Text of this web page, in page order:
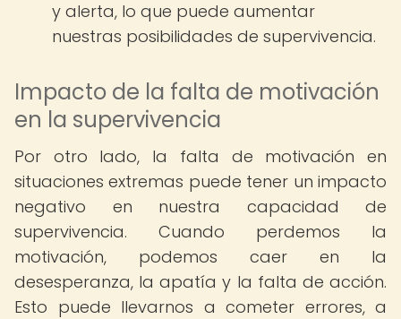
y alerta, lo que puede aumentar
nuestras posibilidades de supervivencia.
Impacto de la falta de motivación
en la supervivencia
Por otro lado, la falta de motivación en
situaciones extremas puede tener un impacto
negativo en nuestra capacidad de
supervivencia. Cuando perdemos la
motivación, podemos caer en la
desesperanza, la apatía y la falta de acción.
Esto puede llevarnos a cometer errores, a